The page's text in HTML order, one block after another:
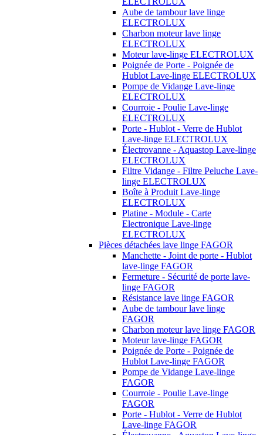
Aube de tambour lave linge
ELECTROLUX
Charbon moteur lave linge
ELECTROLUX
Moteur lave-linge ELECTROLUX
Poignée de Porte - Poignée de
Hublot Lave-linge ELECTROLUX
Pompe de Vidange Lave-linge
ELECTROLUX
Courroie - Poulie Lave-linge
ELECTROLUX
Porte - Hublot - Verre de Hublot
Lave-linge ELECTROLUX
Électrovanne - Aquastop Lave-linge
ELECTROLUX
Filtre Vidange - Filtre Peluche Lave-
linge ELECTROLUX
Boîte à Produit Lave-linge
ELECTROLUX
Platine - Module - Carte
Electronique Lave-linge
ELECTROLUX
Pièces détachées lave linge FAGOR
Manchette - Joint de porte - Hublot
lave-linge FAGOR
Fermeture - Sécurité de porte lave-
linge FAGOR
Résistance lave linge FAGOR
Aube de tambour lave linge
FAGOR
Charbon moteur lave linge FAGOR
Moteur lave-linge FAGOR
Poignée de Porte - Poignée de
Hublot Lave-linge FAGOR
Pompe de Vidange Lave-linge
FAGOR
Courroie - Poulie Lave-linge
FAGOR
Porte - Hublot - Verre de Hublot
Lave-linge FAGOR